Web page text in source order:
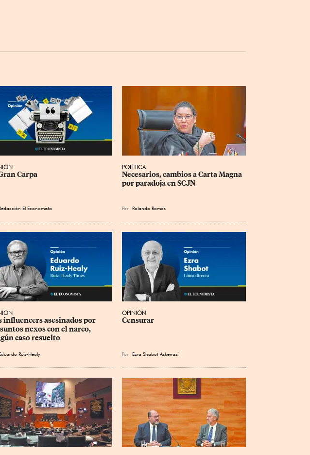
Carpa
El Economista
POLÍTICA
Necesarios, cambios a Carta Magna
por paradoja en SCJN
Por Rolando Ramos
influencers asesinados por
nexos con el narco,
caso resuelto
Ruiz-Healy
OPINIÓN
Censurar
Por Ezra Shabot Askenazi